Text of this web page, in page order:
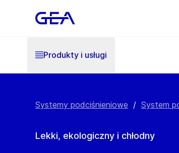
Produkty i usługi
Systemy podciśnieniowe / System
Lekki, ekologiczny i chłodny